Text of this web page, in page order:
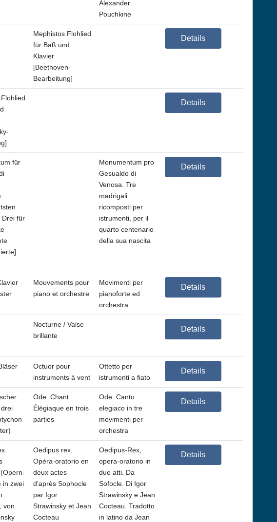
Alexander
Pouchkine
Mephistos Flohlied
für Baß und
Klavier
[Beethoven-
Bearbeitung]
Details
Details
für
Drei für
Monumentum pro
Gesualdo di
Venosa. Tre
madrigali
ricomposti per
istrumenti, per il
quarto centenario
della sua nascita
Details
Mouvements pour
piano et orchestre
Movimenti per
pianoforte ed
orchestra
Details
Nocturne / Valse
brillante
Details
Octuor pour
instruments à vent
Ottetto per
istrumenti a fiato
Details
Ode. Chant
Élégiaque en trois
parties
Ode. Canto
elegiaco in tre
movimenti per
orchestra
Details
in zwei
von
Oedipus rex.
Opéra-oratorio en
deux actes
d’après Sophocle
par Igor
Strawinsky et Jean
Cocteau
Oedipus-Rex,
opera-oratorio in
due atti. Da
Sofocle. Di Igor
Strawinsky e Jean
Cocteau. Tradotto
in latino da Jean
Details